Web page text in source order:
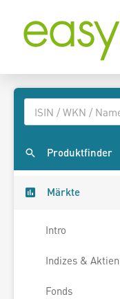
Produktfinder
Märkte
Intro
Indizes & Aktien
Fonds